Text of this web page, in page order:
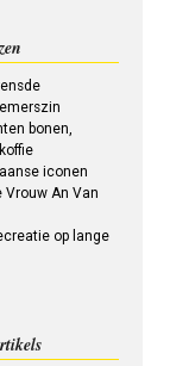
bonen,
iconen
Vrouw An Van
op lange